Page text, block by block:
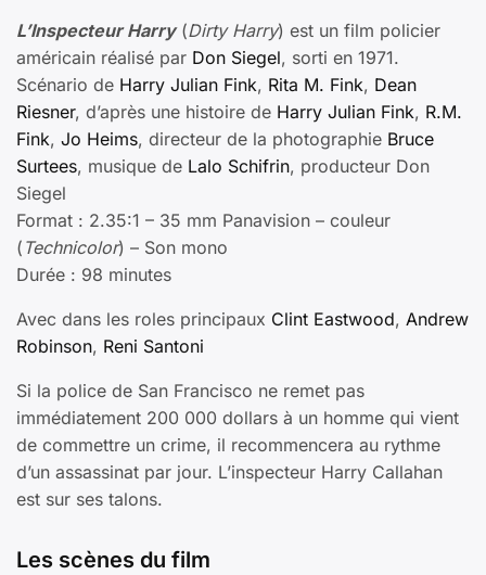
L’Inspecteur Harry(Dirty Harry) est un film policier
américain réalisé par Don Siegel, sorti en 1971.
Scénario de Harry Julian Fink, Rita M. Fink, Dean
Riesner, d’après une histoire de Harry Julian Fink, R.M.
Fink, Jo Heims, directeur de la photographie Bruce
Surtees, musique de Lalo Schifrin, producteur Don
Siegel
Format : 2.35:1 – 35 mm Panavision – couleur
( Technicolor) – Son mono
Durée : 98 minutes
Avec dans les roles principaux Clint Eastwood, Andrew
Robinson, Reni Santoni
Si la police de San Francisco ne remet pas
immédiatement 200 000 dollars à un homme qui vient
de commettre un crime, il recommencera au rythme
d’un assassinat par jour. L’inspecteur Harry Callahan
est sur ses talons.
Les scènes du film